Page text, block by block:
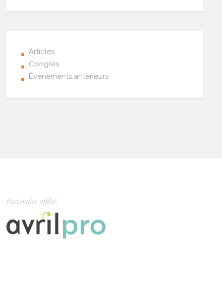
Articles
Congrès
Événements antérieurs
Partenaire affilié: